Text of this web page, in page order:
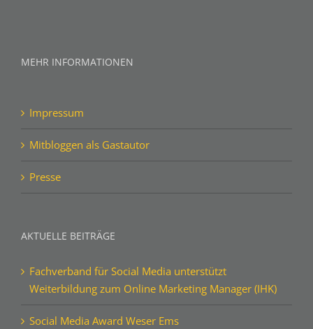
MEHR INFORMATIONEN
Impressum
Mitbloggen als Gastautor
Presse
AKTUELLE BEITRÄGE
Fachverband für Social Media unterstützt
Weiterbildung zum Online Marketing Manager (IHK)
Social Media Award Weser Ems